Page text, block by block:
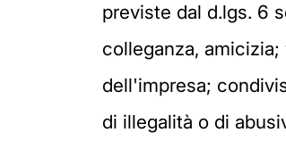
previste dal d.lgs. 6
colleganza,
dell'impresa;
di illegalità o di